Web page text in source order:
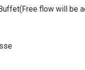
flow will be